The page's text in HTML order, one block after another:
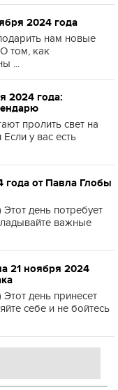
2024 года
нам новые
том, как
...
2024 года:
пролить свет на
у вас есть
года от Павла Глобы
день потребует
важные
21 ноября 2024
день принесет
себе и не бойтесь